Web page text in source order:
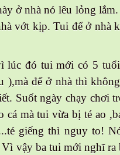
ở nhà nó lêu lỏng lắm.
vớt kịp. Tui để ở nhà
lúc đó tui mới có 5
),mà để ở nhà thì
Suốt ngày chạy chơi
cá mà tui vừa bị té ao
giếng thì nguy to!
Vì vậy ba tui mới nghĩ ra